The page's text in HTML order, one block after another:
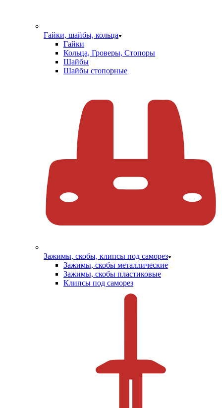
Гайки, шайбы, кольца
Гайки
Кольца, Гроверы, Стопоры
Шайбы
Шайбы стопорные
Зажимы, скобы, клипсы под саморез
Зажимы, скобы металлические
Зажимы, скобы пластиковые
Клипсы под саморез